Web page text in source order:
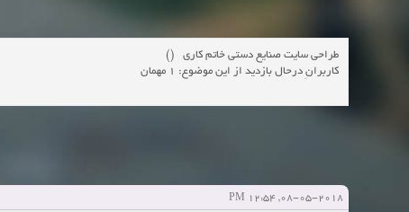
انواع پمپ و الکتروموتور
شروع کننده: pumpy آخرین ارسال توسط:
شروع کننده: elmi.alireza70 آخرین ارسال توسط: elmi.alireza70 پاسخ ها:0
شروع کننده: elmi.alireza70 آخرین ارسال توسط: elmi.alireza70 پاسخ ها:0
Girls in your town for night - Real-life Females
طراحی سایت صنایع دستی خاتم کاری ()
کاربرانِ درحال بازدید از این موضوع: 1 مهمان
08-05-2018, 12:54 PM